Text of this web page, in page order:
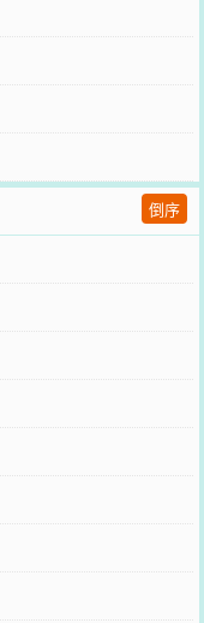
倒序